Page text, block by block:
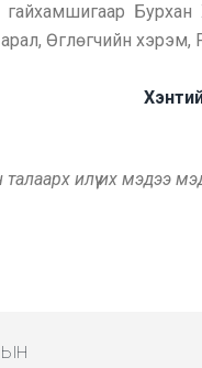
Өглөгчийн
илүү их мэдээ